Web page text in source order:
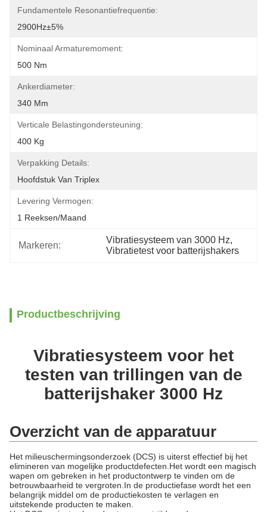
Fundamentele Resonantiefrequentie:
2900Hz±5%
Nominaal Armaturemoment:
500 Nm
Ankerdiameter:
340 Mm
Verticale Belastingondersteuning:
400 Kg
Verpakking Details:
Hoofdstuk Van Triplex
Levering Vermogen:
1 Reeksen/maand
Markeren:
Vibratiesysteem van 3000 Hz,
Vibratietest voor batterijshakers
Productbeschrijving
Vibratiesysteem voor het
testen van trillingen van de
batterijshaker 3000 Hz
Overzicht van de apparatuur
Het milieuschermingsonderzoek (DCS) is uiterst effectief bij het
elimineren van mogelijke productdefecten.Het wordt een magisch
wapen om gebreken in het productontwerp te vinden om de
betrouwbaarheid te vergroten.In de productiefase wordt het een
belangrijk middel om de productiekosten te verlagen en
uitstekende producten te maken.